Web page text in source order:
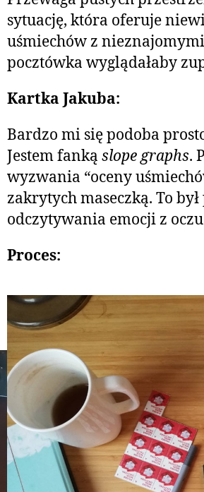
sytuację, która oferuje
uśmiechów z
pocztówka wyglądałaby
Kartka Jakuba:
Bardzo mi się podoba
Jestem fanką slope graphs.
wyzwania “oceny
zakrytych maseczką. To
odczytywania emocji z
Proces: